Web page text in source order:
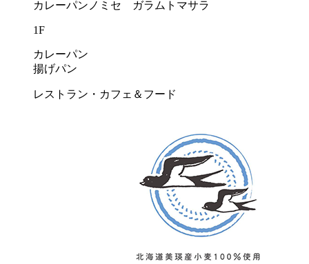
カレーパンノミセ ガラムトマサラ
1F
カレーパン
揚げパン
レストラン・カフェ＆フード